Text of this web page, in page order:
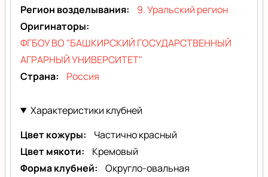
Регион возделывания
9. Уральский регион
Оригинаторы
ФГБОУ ВО "БАШКИРСКИЙ ГОСУДАРСТВЕННЫЙ
АГРАРНЫЙ УНИВЕРСИТЕТ"
Страна
Россия
Характеристики клубней
Цвет кожуры
Частично красный
Цвет мякоти
Кремовый
Форма клубней
Округло-овальная